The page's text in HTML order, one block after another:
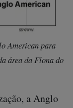
American para
área da Flona do
a Anglo